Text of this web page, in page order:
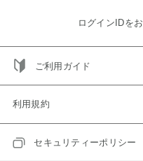
ログインIDを
ご利用ガイド
利用規約
セキュリティーポリシー